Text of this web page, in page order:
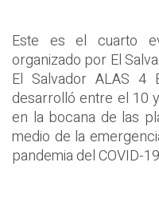
Este es el cuarto
organizado por El
El Salvador ALAS 4
desarrolló entre el 10
en la bocana de las
medio de la
pandemia del COVID-